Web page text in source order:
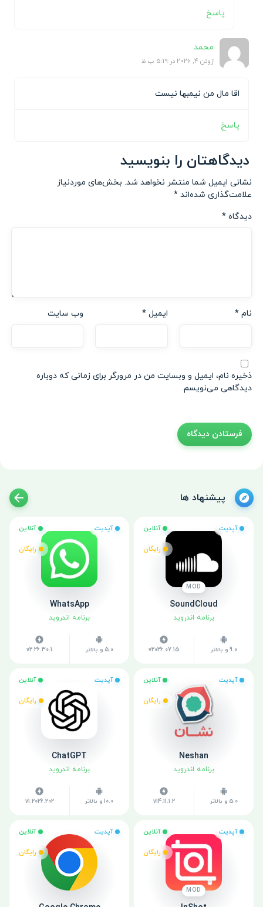
پاسخ
محمد
ژوئن 4, 2026 در 5:19 ب.ظ
اقا مال من نیمبها نیست
پاسخ
دیدگاهتان را بنویسید
نشانی ایمیل شما منتشر نخواهد شد. بخش‌های موردنیاز
علامت‌گذاری شده‌اند *
دیدگاه *
نام * ایمیل* وب‌ سایت
ذخیره نام، ایمیل و وبسایت من در مرورگر برای زمانی که دوباره
دیدگاهی می‌نویسم.
پیشنهاد ها
آپدیت آنلاین
رایگان
MOD
SoundCloud
برنامه اندروید
9.0 و بالاتر v2026.07.15
آپدیت آنلاین
رایگان
WhatsApp
برنامه اندروید
5.0 و بالاتر v2.26.30.1
آپدیت آنلاین
رایگان
Neshan
برنامه اندروید
5.0 و بالاتر v14.11.1.2
آپدیت آنلاین
رایگان
ChatGPT
برنامه اندروید
10.0 و بالاتر v1.2026.202
آپدیت آنلاین
رایگان
MOD
آپدیت آنلاین
رایگان